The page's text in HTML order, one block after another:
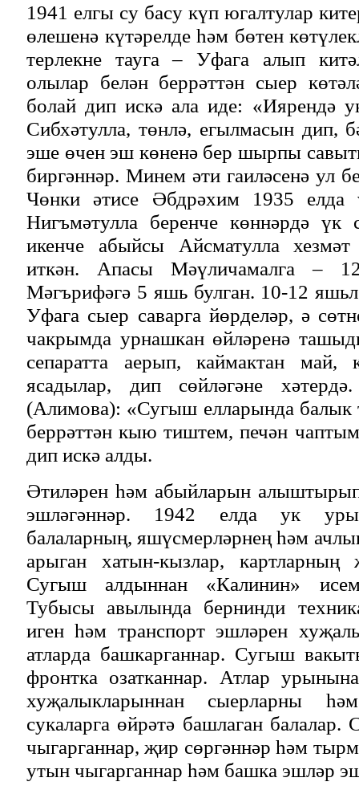
1941 елгы су басу күп югалтулар
өлешенә күтәрелде һәм бөтен
терлекне тауга – Уфага алып
олылар белән беррәттән сыер
болай дип искә ала иде: «Иярендә
Сибхәтулла, төнлә, егылмасын дип,
эше өчен эш көненә бер шырпы
биргәннәр. Минем әти гаиләсенә ул
Чөнки әтисе Әбдрәхим 1935 елда
Нигъмәтулла беренче көннәрдә үк
икенче абыйсы Айсматулла хезмәт
иткән. Апасы Мәүличамалга –
Мәгърифәгә 5 яшь булган. 10-12
Уфага сыер саварга йөрделәр, ә
чакрымда урнашкан өйләренә
сепаратта аерып, каймактан май,
ясадылар, дип сөйләгәне
(Алимова): «Сугыш елларында балык
беррәттән кыю тиштем, печән
дип искә алды.
Әтиләрен һәм абыйларын алыштырып
эшләгәннәр. 1942 елда ук
балаларның, яшүсмерләрнең һәм
арыган хатын-кызлар, картларның
Сугыш алдыннан «Калинин»
Тубысы авылында бернинди
иген һәм транспорт эшләрен
атларда башкарганнар. Сугыш
фронтка озатканнар. Атлар
хуҗалыкларыннан сыерларны
сукаларга өйрәтә башлаган балалар.
чыгарганнар, җир сөргәннәр һәм
утын чыгарганнар һәм башка эшләр